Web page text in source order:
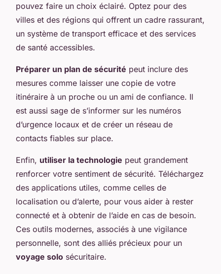
pouvez faire un choix éclairé. Optez pour des
villes et des régions qui offrent un cadre rassurant,
un système de transport efficace et des services
de santé accessibles.
Préparer un plan de sécurité peut inclure des
mesures comme laisser une copie de votre
itinéraire à un proche ou un ami de confiance. Il
est aussi sage de s’informer sur les numéros
d’urgence locaux et de créer un réseau de
contacts fiables sur place.
Enfin, utiliser la technologie peut grandement
renforcer votre sentiment de sécurité. Téléchargez
des applications utiles, comme celles de
localisation ou d’alerte, pour vous aider à rester
connecté et à obtenir de l’aide en cas de besoin.
Ces outils modernes, associés à une vigilance
personnelle, sont des alliés précieux pour un
voyage solo sécuritaire.